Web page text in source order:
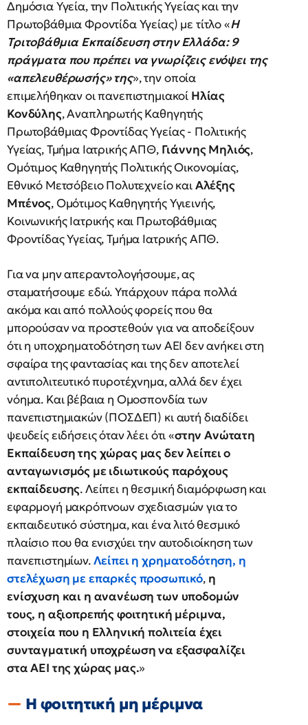
Δημόσια Υγεία, την Πολιτικής Υγείας και την
Πρωτοβάθμια Φροντίδα Υγείας) με τίτλο «Η
Τριτοβάθμια Εκπαίδευση στην Ελλάδα: 9
πράγματα που πρέπει να γνωρίζεις ενόψει της
«απελευθέρωσής» της», την οποία
επιμελήθηκαν οι πανεπιστημιακοί Ηλίας
Κονδύλης, Αναπληρωτής Καθηγητής
Πρωτοβάθμιας Φροντίδας Υγείας - Πολιτικής
Υγείας, Τμήμα Ιατρικής ΑΠΘ, Γιάννης Μηλιός,
Ομότιμος Καθηγητής Πολιτικής Οικονομίας,
Εθνικό Μετσόβειο Πολυτεχνείο καιΑλέξης
Μπένος, Ομότιμος Καθηγητής Υγιεινής,
Κοινωνικής Ιατρικής και Πρωτοβάθμιας
Φροντίδας Υγείας, Τμήμα Ιατρικής ΑΠΘ.
Για να μην απεραντολογήσουμε, ας
σταματήσουμε εδώ. Υπάρχουν πάρα πολλά
ακόμα και από πολλούς φορείς που θα
μπορούσαν να προστεθούν για να αποδείξουν
ότι η υποχρηματοδότηση των ΑΕΙ δεν ανήκει στη
σφαίρα της φαντασίας και της δεν αποτελεί
αντιπολιτευτικό πυροτέχνημα, αλλά δεν έχει
νόημα. Και βέβαια η Ομοσπονδία των
πανεπιστημιακών (ΠΟΣΔΕΠ) κι αυτή διαδίδει
ψευδείς ειδήσεις όταν λέει ότι «στην Ανώτατη
Εκπαίδευση της χώρας μας δεν λείπει ο
ανταγωνισμός με ιδιωτικούς παρόχους
εκπαίδευσης. Λείπει η θεσμική διαμόρφωση και
εφαρμογή μακρόπνοων σχεδιασμών για το
εκπαιδευτικό σύστημα, και ένα λιτό θεσμικό
πλαίσιο που θα ενισχύει την αυτοδιοίκηση των
πανεπιστημίων.Λείπει η χρηματοδότηση, η
στελέχωση με επαρκές προσωπικό, η
ενίσχυση και η ανανέωση των υποδομών
τους, η αξιοπρεπής φοιτητική μέριμνα,
στοιχεία που η Ελληνική πολιτεία έχει
συνταγματική υποχρέωση να εξασφαλίζει
στα ΑΕΙ της χώρας μας.»
Η φοιτητική μη μέριμνα